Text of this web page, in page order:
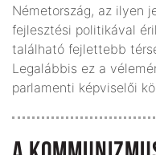
Németország, az ilyen
fejlesztési politikával
található fejlettebb
Legalábbis ez a
parlamenti képviselői